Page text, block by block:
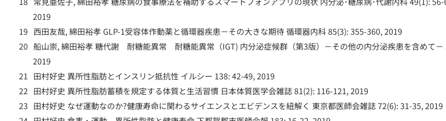
2019
西田友哉, 綿田裕孝 GLP-1受容体作動薬と循環器疾患－その大きな期待 循環器内科 85(3): 355-360, 2019
船山崇, 綿田裕孝 糖代謝 耐糖能異常 耐糖能異常（IGT) 内分泌症候群（第3版）－その他の内分泌疾患を含めて－
2019
田村好史 異所性脂肪とインスリン抵抗性 イルシー 138: 42-49, 2019
田村好史 異所性脂肪蓄積を規定する体質と生活習慣 日本体質医学会雑誌 81(2): 116-121, 2019
田村好史 なぜ運動なのか?健康寿命に関わるサイエンスとエビデンスを紐解く 東京都医師会雑誌 72(6): 31-35, 2019